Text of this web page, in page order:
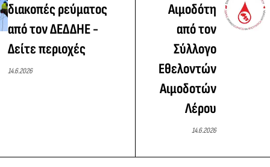
διακοπές ρεύματος
από τον ΔΕΔΔΗΕ -
Δείτε περιοχές
14.6.2026
Αιμοδότη
από τον
Σύλλογο
Εθελοντών
Αιμοδοτών
Λέρου
14.6.2026